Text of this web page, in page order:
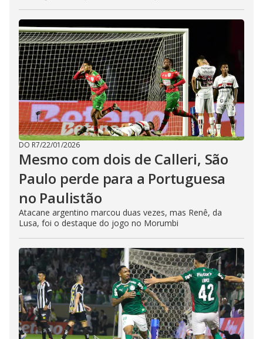
DO R7/22/01/2026
Mesmo com dois de Calleri, São
Paulo perde para a Portuguesa
no Paulistão
Atacane argentino marcou duas vezes, mas Renê, da
Lusa, foi o destaque do jogo no Morumbi